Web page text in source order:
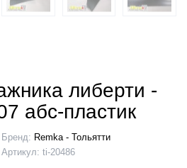
либерти -
абс-пластик
Бренд: Remka - Тольятти
Артикул: ti-20486